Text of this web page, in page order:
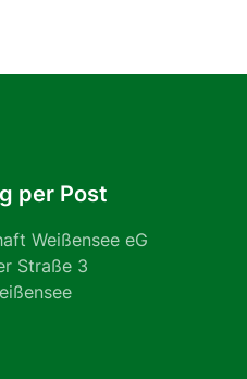
per Post
Weißensee eG
Straße 3